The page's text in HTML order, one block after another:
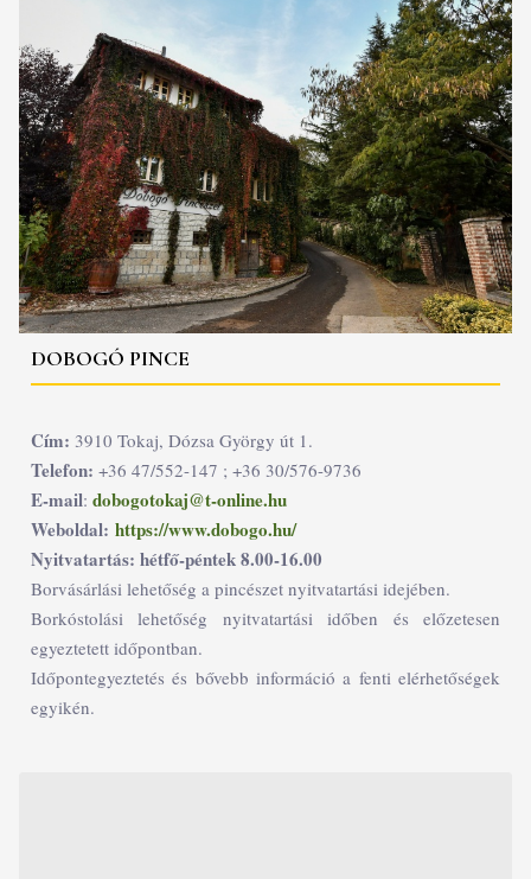
DOBOGÓ PINCE
Cím: 3910 Tokaj, Dózsa György út 1.
Telefon: +36 47/552-147 ; +36 30/576-9736
E-mail: dobogotokaj@t-online.hu
Weboldal: https://www.dobogo.hu/
Nyitvatartás: hétfő-péntek 8.00-16.00
Borvásárlási lehetőség a pincészet nyitvatartási idejében.
Borkóstolási lehetőség nyitvatartási időben és előzetesen
egyeztetett időpontban.
Időpontegyeztetés és bővebb információ a fenti elérhetőségek
egyikén.